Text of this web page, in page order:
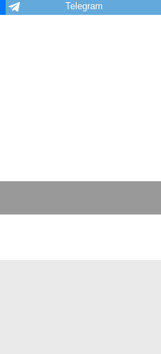
Telegram